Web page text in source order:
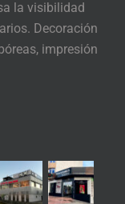
la visibilidad
Decoración
impresión